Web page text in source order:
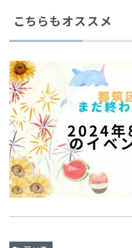
こちらもオススメ